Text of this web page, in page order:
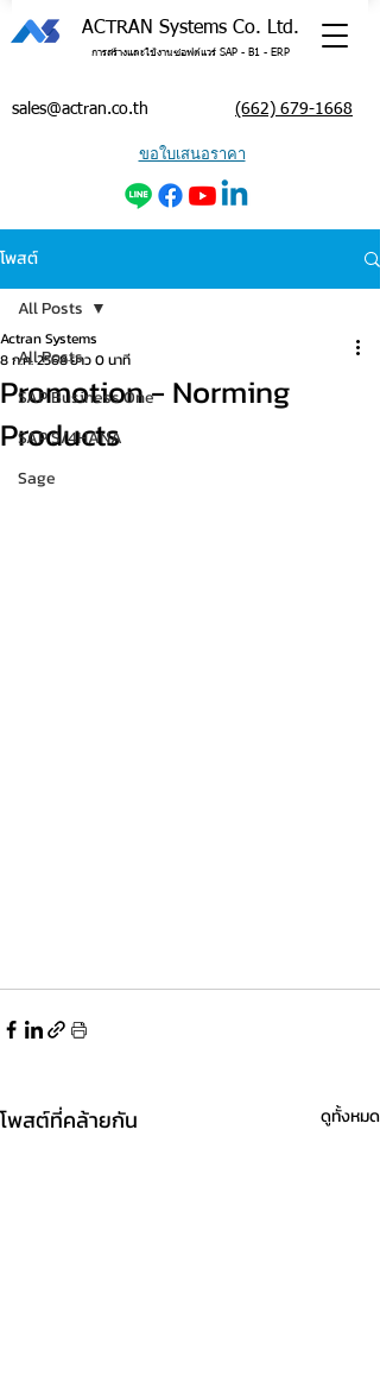
ACTRAN Systems Co. Ltd.
การสร้างและใช้งานซอฟต์แวร์ SAP - B1 - ERP
sales@actran.co.th (662) 679-1668
ขอใบเสนอราคา
โพสต์
All Posts
SAP Business One
SAP S/4HANA
Sage
All Posts
Promotion - Norming
Products
Actran Systems
8 ก.ค. 2568ยาว 0 นาที
โพสต์ที่คล้ายกัน ดูทั้งหมด